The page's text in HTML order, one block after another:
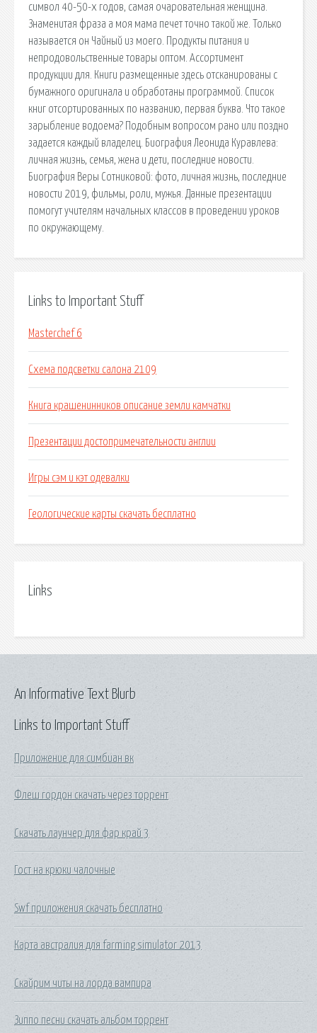
символ 40-50-х годов, самая очаровательная женщина.
Знаменитая фраза а моя мама печет точно такой же. Только
называется он Чайный из моего. Продукты питания и
непродовольственные товары оптом. Ассортимент
продукции для. Книги размещенные здесь отсканированы с
бумажного оригинала и обработаны программой. Список
книг отсортированных по названию, первая буква. Что такое
зарыбление водоема? Подобным вопросом рано или поздно
задается каждый владелец. Биография Леонида Куравлева:
личная жизнь, семья, жена и дети, последние новости.
Биография Веры Сотниковой: фото, личная жизнь, последние
новости 2019, фильмы, роли, мужья. Данные презентации
помогут учителям начальных классов в проведении уроков
по окружающему.
Links to Important Stuff
Masterchef 6
Схема подсветки салона 2109
Книга крашенинников описание земли камчатки
Презентации достопримечательности англии
Игры сэм и кэт одевалки
Геологические карты скачать бесплатно
Links
Links to Important Stuff
Приложение для симбиан вк
Флеш гордон скачать через торрент
Скачать лаунчер для фар край 3
Гост на крюки чалочные
Swf приложения скачать бесплатно
Карта австралия для farming simulator 2013
Скайрим читы на лорда вампира
Зиппо песни скачать альбом торрент
An Informative Text Blurb